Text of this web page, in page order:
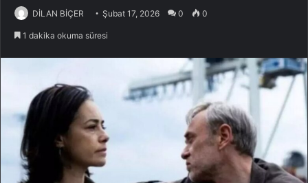
DİLAN BİÇER Şubat 17, 2026 0 0
1 dakika okuma süresi